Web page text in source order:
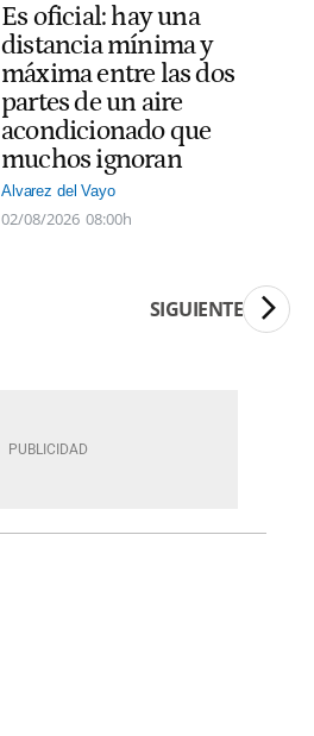
Es oficial: hay una
distancia mínima y
máxima entre las dos
partes de un aire
acondicionado que
muchos ignoran
Alvarez del Vayo
02/08/2026 08:00h
SIGUIENTE